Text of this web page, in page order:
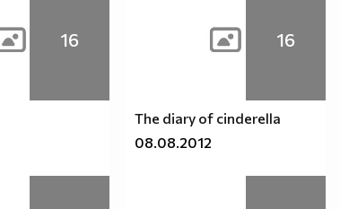
16 16
The diary of cinderella
08.08.2012